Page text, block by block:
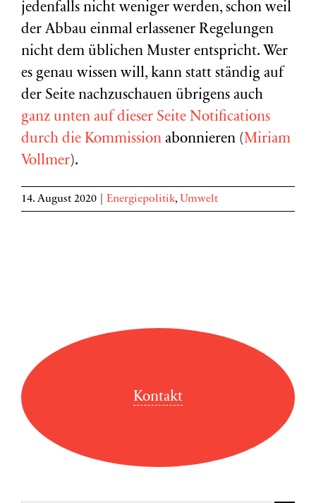
jedenfalls nicht weniger werden, schon weil
der Abbau einmal erlassener Regelungen
nicht dem üblichen Muster entspricht. Wer
es genau wissen will, kann statt ständig auf
der Seite nachzuschauen übrigens auch
ganz unten auf dieser Seite Notifications
durch die Kommission abonnieren (Miriam
Vollmer).
14. August 2020 Energiepolitik, Umwelt
Kontakt